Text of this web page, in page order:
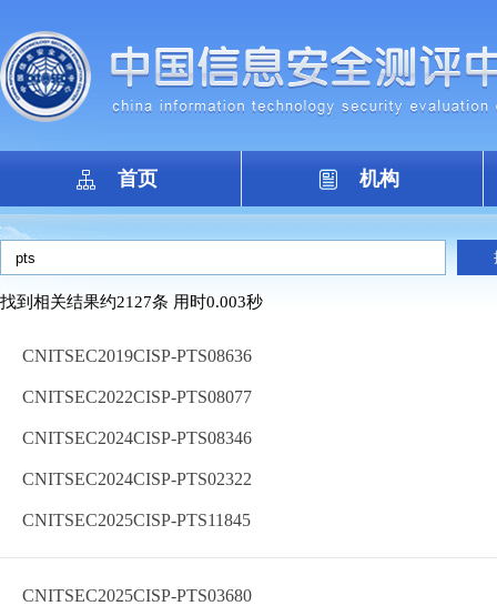
首页 机构
找到相关结果约2127条 用时0.003秒
CNITSEC2019CISP-PTS08636
CNITSEC2022CISP-PTS08077
CNITSEC2024CISP-PTS08346
CNITSEC2024CISP-PTS02322
CNITSEC2025CISP-PTS11845
CNITSEC2025CISP-PTS03680